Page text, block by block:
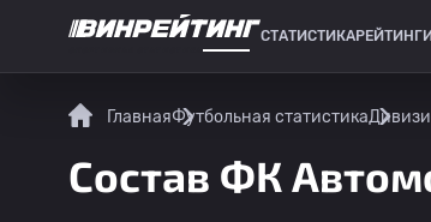
СТАТИСТИКАРЕЙТИНГИ
ГлавнаяФутбольная статистика
Состав ФК